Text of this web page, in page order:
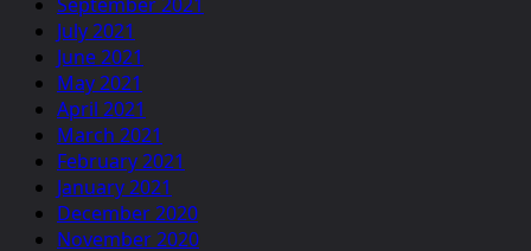
July 2021
June 2021
May 2021
April 2021
March 2021
February 2021
January 2021
December 2020
November 2020